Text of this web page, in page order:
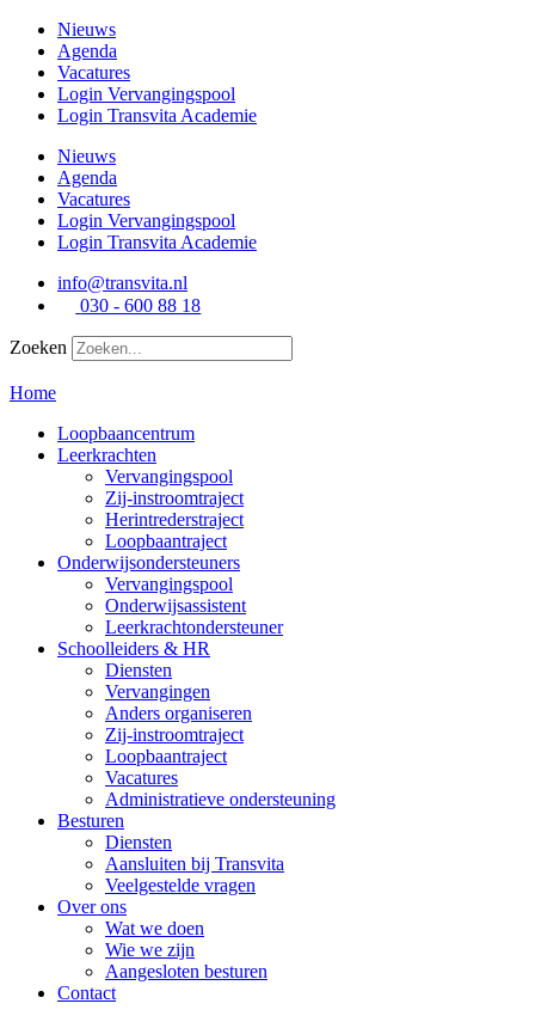
naar
inhoud
Nieuws
Agenda
Vacatures
Login Vervangingspool
Login Transvita Academie
Nieuws
Agenda
Vacatures
Login Vervangingspool
Login Transvita Academie
info@transvita.nl
030 - 600 88 18
Zoeken
Home
Loopbaancentrum
Leerkrachten
Vervangingspool
Zij-instroomtraject
Herintrederstraject
Loopbaantraject
Onderwijsondersteuners
Vervangingspool
Onderwijsassistent
Leerkrachtondersteuner
Schoolleiders & HR
Diensten
Vervangingen
Anders organiseren
Zij-instroomtraject
Loopbaantraject
Vacatures
Administratieve ondersteuning
Besturen
Diensten
Aansluiten bij Transvita
Veelgestelde vragen
Over ons
Wat we doen
Wie we zijn
Aangesloten besturen
Contact